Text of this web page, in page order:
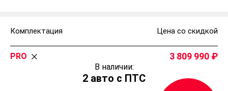
Комплектация Цена со скидкой
PRO 3 809 990
В наличии:
2 авто с ПТС